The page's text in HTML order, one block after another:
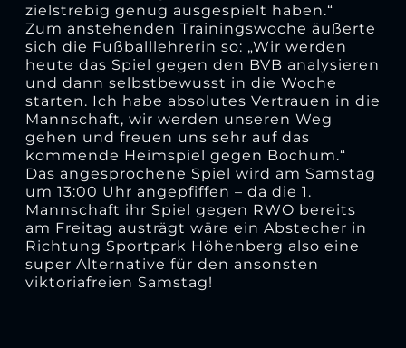
zielstrebig genug ausgespielt haben.“
Zum anstehenden Trainingswoche äußerte
sich die Fußballlehrerin so: „Wir werden
heute das Spiel gegen den BVB analysieren
und dann selbstbewusst in die Woche
starten. Ich habe absolutes Vertrauen in die
Mannschaft, wir werden unseren Weg
gehen und freuen uns sehr auf das
kommende Heimspiel gegen Bochum.“
Das angesprochene Spiel wird am Samstag
um 13:00 Uhr angepfiffen – da die 1.
Mannschaft ihr Spiel gegen RWO bereits
am Freitag austrägt wäre ein Abstecher in
Richtung Sportpark Höhenberg also eine
super Alternative für den ansonsten
viktoriafreien Samstag!